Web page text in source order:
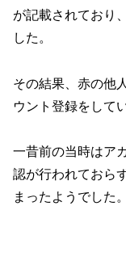
が記載されており
した。
その結果、赤の他
ウント登録をして
一昔前の当時はア
認が行われておら
まったようでした。